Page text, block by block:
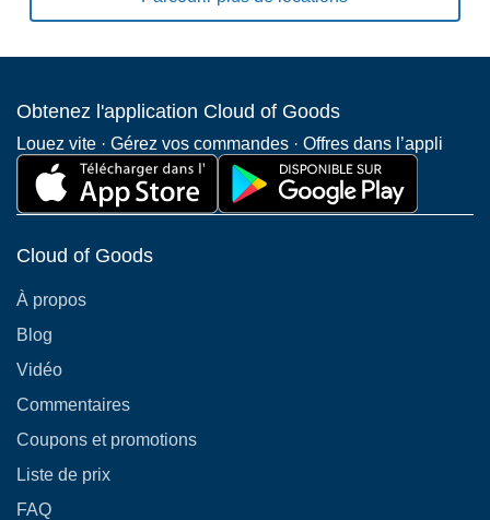
Obtenez l'application Cloud of Goods
Louez vite · Gérez vos commandes · Offres dans l’appli
Cloud of Goods
À propos
Blog
Vidéo
Commentaires
Coupons et promotions
Liste de prix
FAQ